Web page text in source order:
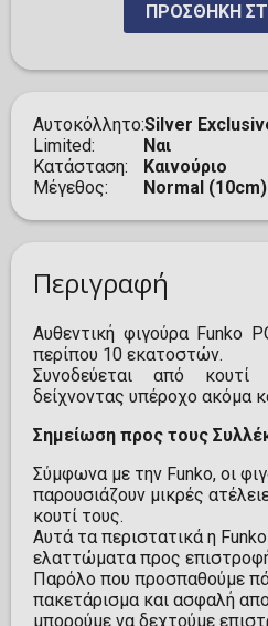
ΠΡΟΣΘΉΚΗ
Αυτοκόλλητο Silver
Limited
Ναι
Κατάσταση
Καινούριο
Μέγεθος
Normal (10cm)
Περιγραφή
Αυθεντική φιγούρα Funko
περίπου 10 εκατοστών.
Συνοδεύεται από κουτί
δείχνοντας υπέροχο ακόμα
Σημείωση προς τους
Σύμφωνα με την Funko, οι
παρουσιάζουν μικρές
κουτί τους.
Αυτά τα περιστατικά η
ελαττώματα προς
Παρόλο που προσπαθούμε
πακετάρισμα και ασφαλή
μπορούμε να δεχτούμε